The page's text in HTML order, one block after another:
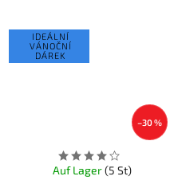
IDEÁLNÍ
VÁNOČNÍ
DÁREK
–30 %
Auf Lager(5 St)